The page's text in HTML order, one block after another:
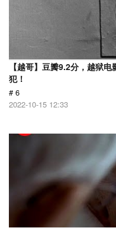
【越哥】豆瓣9.2分，越狱
犯！
# 6
2022-10-15 12:33